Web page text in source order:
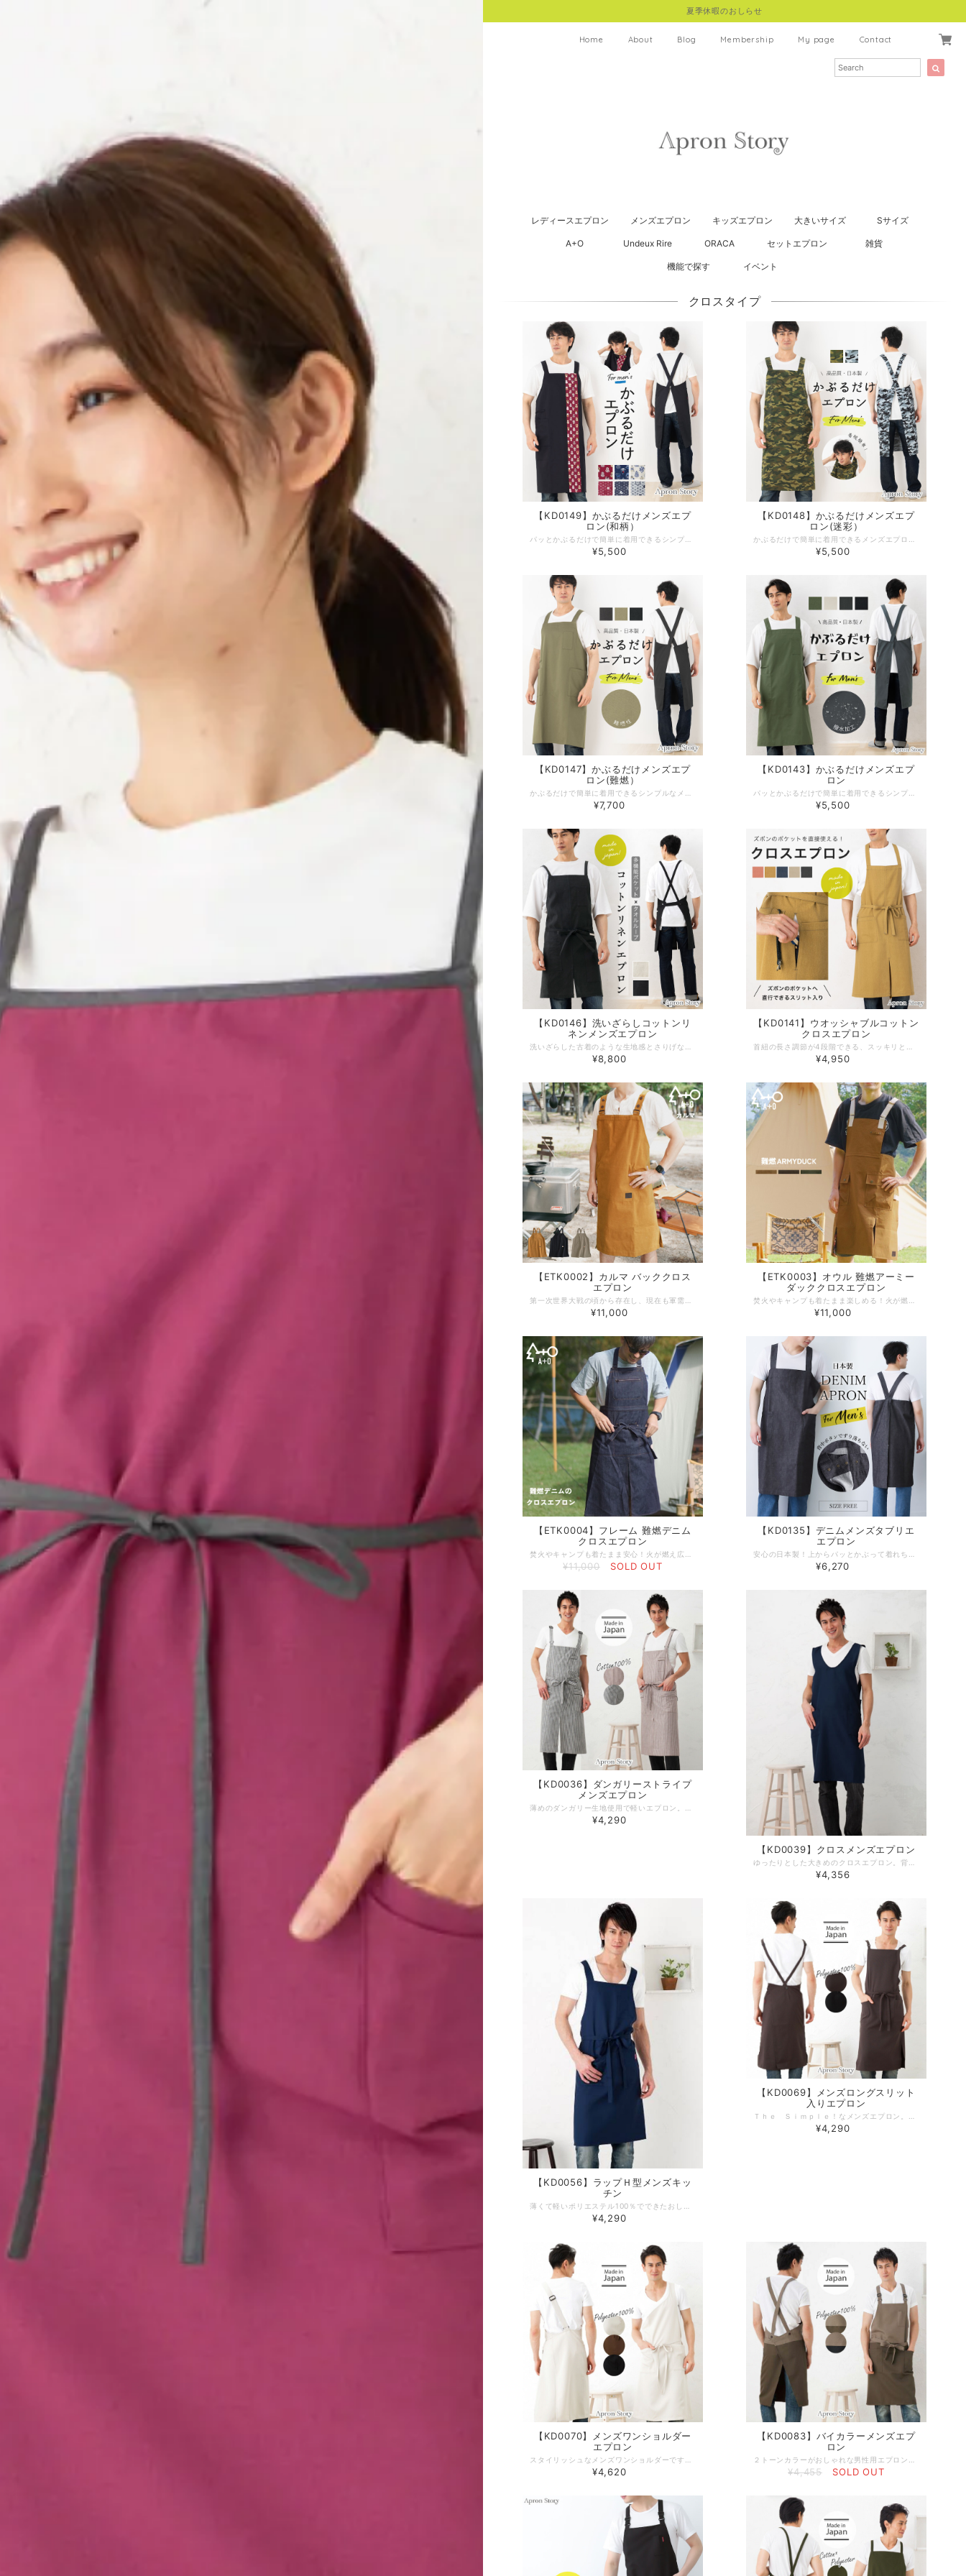
夏季休暇のおしらせ
Home About Blog Membership My page Contact
レディースエプロン メンズエプロン キッズエプロン 大きいサイズ Sサイズ
A+O Undeux Rire ORACA セットエプロン 雑貨
機能で探す イベント
クロスタイプ
【KD0149】かぶるだけメンズエプ
ロン(和柄）
¥5,500
【KD0148】かぶるだけメンズエプ
ロン(迷彩）
¥5,500
【KD0147】かぶるだけメンズエプ
ロン(難燃）
¥7,700
【KD0143】かぶるだけメンズエプ
ロン
¥5,500
【KD0146】洗いざらしコットンリ
ネンメンズエプロン
¥8,800
【KD0141】ウオッシャブルコットン
クロスエプロン
¥4,950
【ETK0002】カルマ バッククロス
エプロン
¥11,000
【ETK0003】オウル 難燃アーミー
ダッククロスエプロン
¥11,000
【ETK0004】フレーム 難燃デニム
クロスエプロン
¥11,000 SOLD OUT
【KD0135】デニムメンズタブリエ
エプロン
¥6,270
【KD0036】ダンガリーストライプ
メンズエプロン
¥4,290
【KD0039】クロスメンズエプロン
¥4,356
【KD0056】ラップＨ型メンズキッ
チン
¥4,290
【KD0069】メンズロングスリット
入りエプロン
¥4,290
【KD0070】メンズワンショルダー
エプロン
¥4,620
【KD0083】バイカラーメンズエプ
ロン
¥4,455 SOLD OUT